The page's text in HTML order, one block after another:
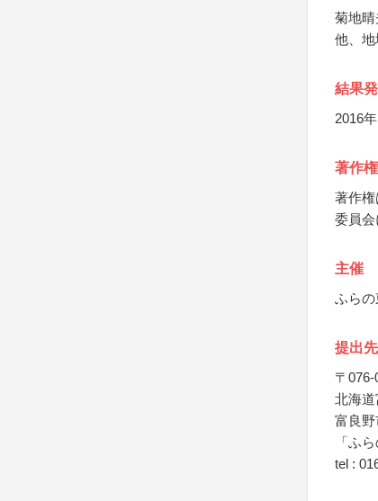
菊地晴
他、
結果
2016
著作
著作
委員
主催
ふら
提出
〒076-
北海
富良
「ふ
tel :